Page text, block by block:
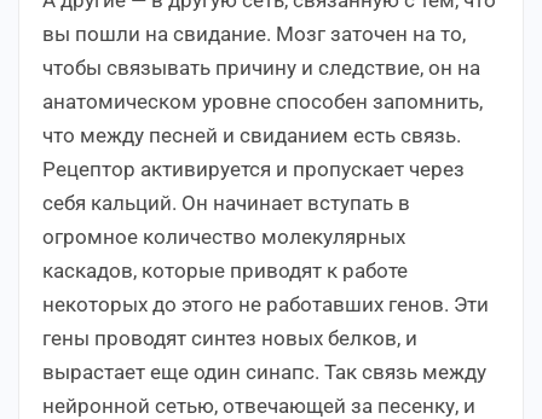
вы пошли на свидание. Мозг заточен на то,
чтобы связывать причину и следствие, он на
анатомическом уровне способен запомнить,
что между песней и свиданием есть связь.
Рецептор активируется и пропускает через
себя кальций. Он начинает вступать в
огромное количество молекулярных
каскадов, которые приводят к работе
некоторых до этого не работавших генов. Эти
гены проводят синтез новых белков, и
вырастает еще один синапс. Так связь между
нейронной сетью, отвечающей за песенку, и